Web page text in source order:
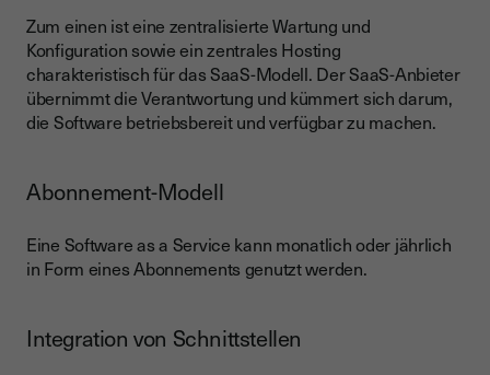
Zum einen ist eine zentralisierte Wartung und
Konfiguration sowie ein zentrales Hosting
charakteristisch für das SaaS-Modell. Der SaaS-Anbieter
übernimmt die Verantwortung und kümmert sich darum,
die Software betriebsbereit und verfügbar zu machen.
Abonnement-Modell
Eine Software as a Service kann monatlich oder jährlich
in Form eines Abonnements genutzt werden.
Integration von Schnittstellen